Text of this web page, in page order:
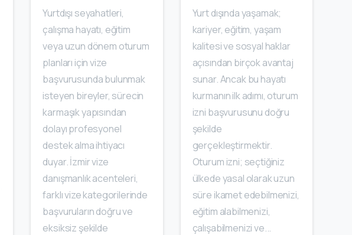
Yurtdışı seyahatleri,
çalışma hayatı, eğitim
veya uzun dönem oturum
planları için vize
başvurusunda bulunmak
isteyen bireyler, sürecin
karmaşık yapısından
dolayı profesyonel
destek alma ihtiyacı
duyar. İzmir vize
danışmanlık acenteleri,
farklı vize kategorilerinde
başvuruların doğru ve
eksiksiz şekilde
Yurt dışında yaşamak;
kariyer, eğitim, yaşam
kalitesi ve sosyal haklar
açısından birçok avantaj
sunar. Ancak bu hayatı
kurmanın ilk adımı, oturum
izni başvurusunu doğru
şekilde
gerçekleştirmektir.
Oturum izni; seçtiğiniz
ülkede yasal olarak uzun
süre ikamet edebilmenizi,
eğitim alabilmenizi,
çalışabilmenizi ve...